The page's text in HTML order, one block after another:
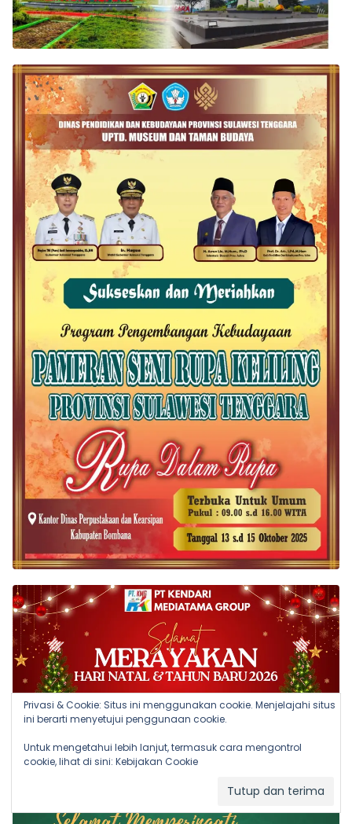
Privasi & Cookie: Situs ini menggunakan cookie. Menjelajahi situs
ini berarti menyetujui penggunaan cookie.
Untuk mengetahui lebih lanjut, termasuk cara mengontrol
cookie, lihat di sini: Kebijakan Cookie